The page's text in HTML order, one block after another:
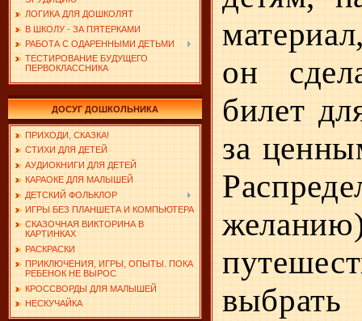
ЛОГИКА ДЛЯ ДОШКОЛЯТ
В ШКОЛУ - ЗА ПЯТЕРКАМИ
РАБОТА С ОДАРЕННЫМИ ДЕТЬМИ
ТЕСТИРОВАНИЕ БУДУЩЕГО
ПЕРВОКЛАССНИКА
ДОСУГ ДОШКОЛЬНИКА
ПРИХОДИ, СКАЗКА!
СТИХИ ДЛЯ ДЕТЕЙ
АУДИОКНИГИ ДЛЯ ДЕТЕЙ
КАРАОКЕ ДЛЯ МАЛЫШЕЙ
ДЕТСКИЙ ФОЛЬКЛОР
ИГРЫ БЕЗ ПЛАНШЕТА И КОМПЬЮТЕРА
СКАЗОЧНАЯ ВИКТОРИНА В
КАРТИНКАХ
РАСКРАСКИ
ПРИКЛЮЧЕНИЯ, ИГРЫ, ОПЫТЫ. ПОКА
РЕБЕНОК НЕ ВЫРОС
КРОССВОРДЫ ДЛЯ МАЛЫШЕЙ
НЕСКУЧАЙКА
он
билет
за